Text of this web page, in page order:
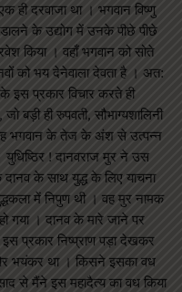
ही दरवाजा था । भगवान विष्णु
के उद्योग में उनके पीछे पीछे
किया । वहाँ भगवान को सोते
को भय देनेवाला देवता है । अत:
इस प्रकार विचार करते ही
बड़ी ही रुपवती, सौभाग्यशालिनी
भगवान के तेज के अंश से उत्पन्न
! दानवराज मुर ने उस
के साथ युद्ध के लिए याचना
में निपुण थी । वह मुर नामक
गया । दानव के मारे जाने पर
प्रकार निष्प्राण पड़ा देखकर
भयंकर था । किसने इसका वध
से मैंने इस महादैत्य का वध किया